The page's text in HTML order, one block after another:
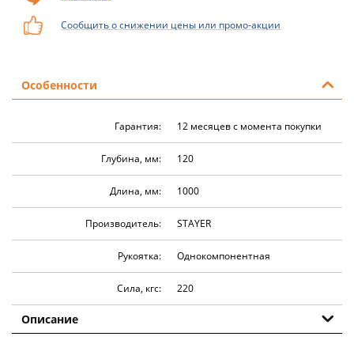
Сообщить о снижении цены или промо-акции
Особенности
Гарантия: 12 месяцев с момента покупки
Глубина, мм: 120
Длина, мм: 1000
Производитель: STAYER
Рукоятка: Однокомпонентная
Сила, кгс: 220
Описание